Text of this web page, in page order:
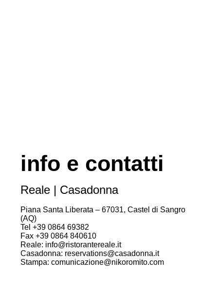
info e contatti
Reale | Casadonna
Piana Santa Liberata – 67031, Castel di Sangro
(AQ)
Tel +39 0864 69382
Fax +39 0864 840610
Reale: info@ristorantereale.it
Casadonna: reservations@casadonna.it
Stampa: comunicazione@nikoromito.com